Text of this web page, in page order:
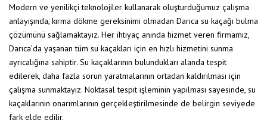
Modern ve yenilikçi teknolojiler kullanarak oluşturduğumuz çalışma
anlayışında, kırma dökme gereksinimi olmadan Darıca su kaçağı bulma
çözümünü sağlamaktayız. Her ihtiyaç anında hizmet veren firmamız,
Darıca’da yaşanan tüm su kaçakları için en hızlı hizmetini sunma
ayrıcalığına sahiptir. Su kaçaklarının bulundukları alanda tespit
edilerek, daha fazla sorun yaratmalarının ortadan kaldırılması için
çalışma sunmaktayız. Noktasal tespit işleminin yapılması sayesinde, su
kaçaklarının onarımlarının gerçekleştirilmesinde de belirgin seviyede
fark elde edilir.